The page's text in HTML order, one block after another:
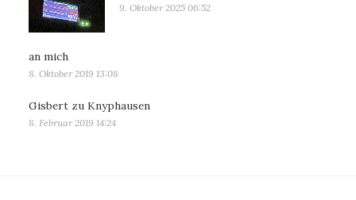
9. Oktober 2025 06:52
an mich
8. Oktober 2019 13:08
Gisbert zu Knyphausen
8. Februar 2019 14:24